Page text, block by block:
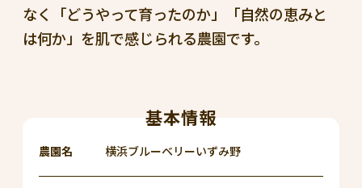
なく「どうやって育ったのか」「自然の恵みと
は何か」を肌で感じられる農園です。
基本情報
農園名 横浜ブルーベリーいずみ野